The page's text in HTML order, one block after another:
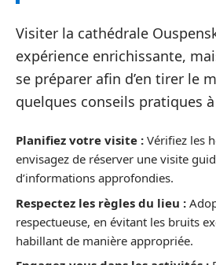
Visiter la cathédrale
expérience enrichissante,
se préparer afin d’en tirer le
quelques conseils pratiques
Planifiez votre visite : Vérifiez les
envisagez de réserver une visite
d’informations approfondies.
Respectez les règles du lieu :
respectueuse, en évitant les bruits
habillant de manière appropriée.